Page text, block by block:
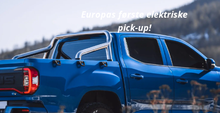
Europas første elektriske
pick-up!